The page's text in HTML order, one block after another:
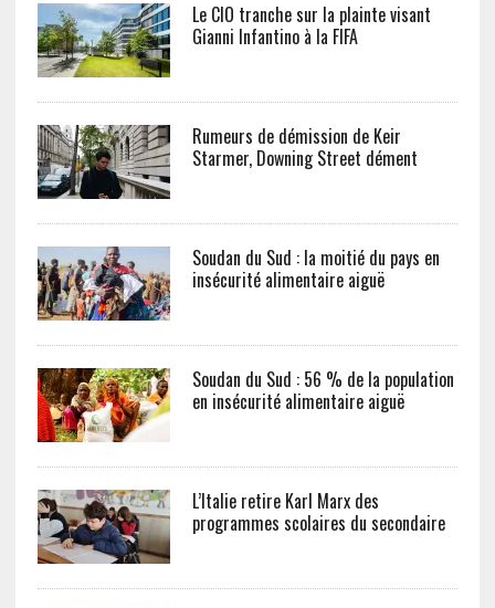
Le CIO tranche sur la plainte visant
Gianni Infantino à la FIFA
Rumeurs de démission de Keir
Starmer, Downing Street dément
Soudan du Sud : la moitié du pays en
insécurité alimentaire aiguë
Soudan du Sud : 56 % de la population
en insécurité alimentaire aiguë
L’Italie retire Karl Marx des
programmes scolaires du secondaire